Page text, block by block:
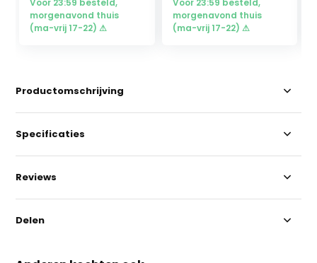
morgenavond thuis
(ma-vrij 17-22) ⚠
morgenavond thuis
(ma-vrij 17-22) ⚠
Productomschrijving
Specificaties
Reviews
Delen